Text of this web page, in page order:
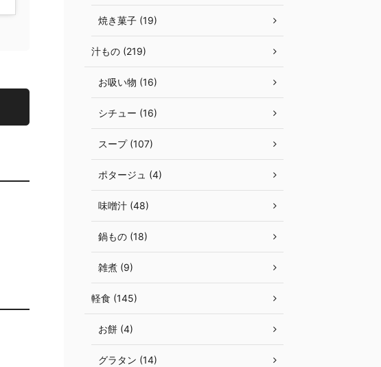
焼き菓子 (19)
汁もの (219)
お吸い物 (16)
シチュー (16)
スープ (107)
ポタージュ (4)
味噌汁 (48)
鍋もの (18)
雑煮 (9)
軽食 (145)
お餅 (4)
グラタン (14)